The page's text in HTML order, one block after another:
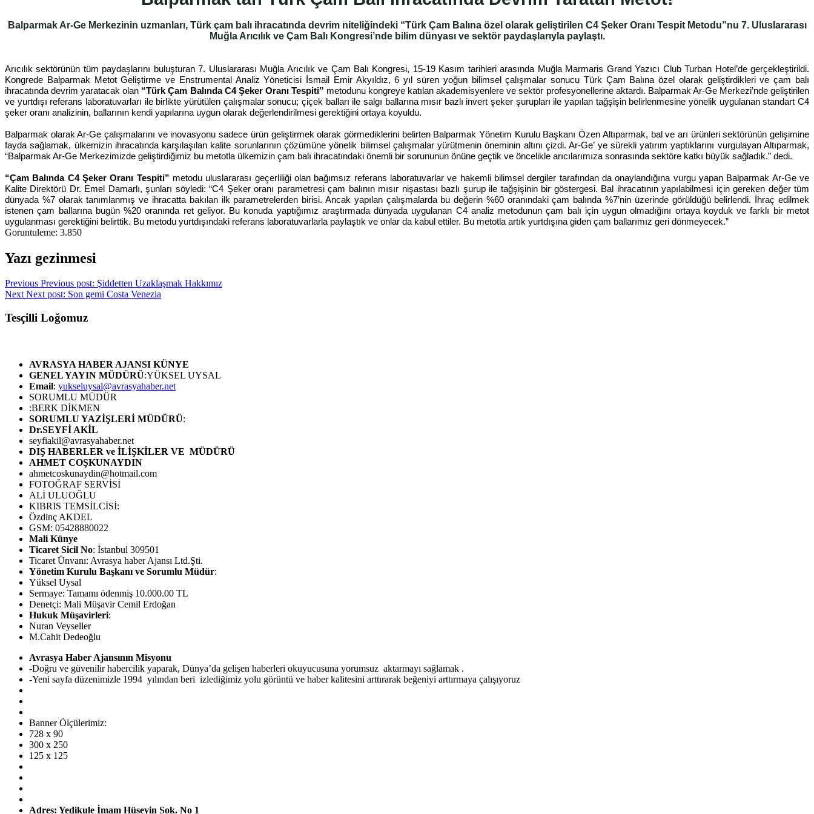
Balparmak Ar-Ge Merkezinin uzmanları, Türk çam balı ihracatında devrim niteliğindeki “Türk Çam Balına özel olarak geliştirilen C4 Şeker Oranı Tespit Metodu”nu 7. Uluslararası
Muğla Arıcılık ve Çam Balı Kongresi’nde bilim dünyası ve sektör paydaşlarıyla paylaştı.
Arıcılık sektörünün tüm paydaşlarını buluşturan 7. Uluslararası Muğla Arıcılık ve Çam Balı Kongresi, 15-19 Kasım tarihleri arasında Muğla Marmaris Grand Yazıcı Club Turban Hotel’de gerçekleştirildi.
Kongrede Balparmak Metot Geliştirme ve Enstrumental Analiz Yöneticisi İsmail Emir Akyıldız, 6 yıl süren yoğun bilimsel çalışmalar sonucu Türk Çam Balına özel olarak geliştirdikleri ve çam balı
ihracatında devrim yaratacak olan “Türk Çam Balında C4 Şeker Oranı Tespiti” metodunu kongreye katılan akademisyenlere ve sektör profesyonellerine aktardı. Balparmak Ar-Ge Merkezi’nde geliştirilen
ve yurtdışı referans laboratuvarları ile birlikte yürütülen çalışmalar sonucu; çiçek balları ile salgı ballarına mısır bazlı invert şeker şurupları ile yapılan tağşişin belirlenmesine yönelik uygulanan standart C4
şeker oranı analizinin, ballarının kendi yapılarına uygun olarak değerlendirilmesi gerektiğini ortaya koyuldu.
Balparmak olarak Ar-Ge çalışmalarını ve inovasyonu sadece ürün geliştirmek olarak görmediklerini belirten Balparmak Yönetim Kurulu Başkanı Özen Altıparmak, bal ve arı ürünleri sektörünün gelişimine
fayda sağlamak, ülkemizin ihracatında karşılaşılan kalite sorunlarının çözümüne yönelik bilimsel çalışmalar yürütmenin öneminin altını çizdi. Ar-Ge’ ye sürekli yatırım yaptıklarını vurgulayan Altıparmak,
“Balparmak Ar-Ge Merkezimizde geliştirdiğimiz bu metotla ülkemizin çam balı ihracatındaki önemli bir sorununun önüne geçtik ve öncelikle arıcılarımıza sonrasında sektöre katkı büyük sağladık.” dedi.
“Çam Balında C4 Şeker Oranı Tespiti” metodu uluslararası geçerliliği olan bağımsız referans laboratuvarlar ve hakemli bilimsel dergiler tarafından da onaylandığına vurgu yapan Balparmak Ar-Ge ve
Kalite Direktörü Dr. Emel Damarlı, şunları söyledi: “C4 Şeker oranı parametresi çam balının mısır nişastası bazlı şurup ile tağşişinin bir göstergesi. Bal ihracatının yapılabilmesi için gereken değer tüm
dünyada %7 olarak tanımlanmış ve ihracatta bakılan ilk parametrelerden birisi. Ancak yapılan çalışmalarda bu değerin %60 oranındaki çam balında %7’nin üzerinde görüldüğü belirlendi. İhraç edilmek
istenen çam ballarına bugün %20 oranında ret geliyor. Bu konuda yaptığımız araştırmada dünyada uygulanan C4 analiz metodunun çam balı için uygun olmadığını ortaya koyduk ve farklı bir metot
uygulanması gerektiğini belirttik. Bu metodu yurtdışındaki referans laboratuvarlarla paylaştık ve onlar da kabul ettiler. Bu metotla artık yurtdışına giden çam ballarımız geri dönmeyecek.”
Goruntuleme: 3.850
Yazı gezinmesi
Previous Previous post: Şiddetten Uzaklaşmak Hakkımız
Next Next post: Son gemi Costa Venezia
Tesçilli Loğomuz
AVRASYA HABER AJANSI KÜNYE
GENEL YAYIN MÜDÜRÜ:YÜKSEL UYSAL
Email: yukseluysal@avrasyahaber.net
SORUMLU MÜDÜR
:BERK DİKMEN
SORUMLU YAZİŞLERİ MÜDÜRÜ:
Dr.SEYFİ AKİL
seyfiakil@avrasyahaber.net
DIŞ HABERLER ve İLİŞKİLER VE MÜDÜRÜ
AHMET COŞKUNAYDIN
ahmetcoskunaydin@hotmail.com
FOTOĞRAF SERVİSİ
ALİ ULUOĞLU
KIBRIS TEMSİLCİSİ:
Özdinç AKDEL
GSM: 05428880022
Mali Künye
Ticaret Sicil No: İstanbul 309501
Ticaret Ünvanı: Avrasya haber Ajansı Ltd.Şti.
Yönetim Kurulu Başkanı ve Sorumlu Müdür:
Yüksel Uysal
Sermaye: Tamamı ödenmiş 10.000.00 TL
Denetçi: Mali Müşavir Cemil Erdoğan
Hukuk Müşavirleri:
Nuran Veyseller
M.Cahit Dedeoğlu
Avrasya Haber Ajansının Misyonu
-Doğru ve güvenilir habercilik yaparak, Dünya’da gelişen haberleri okuyucusuna yorumsuz aktarmayı sağlamak .
-Yeni sayfa düzenimizle 1994 yılından beri izlediğimiz yolu görüntü ve haber kalitesini arttırarak beğeniyi arttırmaya çalışıyoruz
Banner Ölçülerimiz:
728 x 90
300 x 250
125 x 125
Adres: Yedikule İmam Hüseyin Sok. No 1